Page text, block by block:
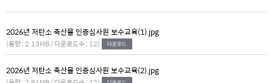
2026년 저탄소 축산물 인증심사원 보수교육(1).jpg
(용량 : 2.13MB / 다운로드수 : 12)
2026년 저탄소 축산물 인증심사원 보수교육(2).jpg